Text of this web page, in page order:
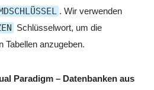
. Wir verwenden
Schlüsselwort, um die
Tabellen anzugeben.
Paradigm – Datenbanken aus